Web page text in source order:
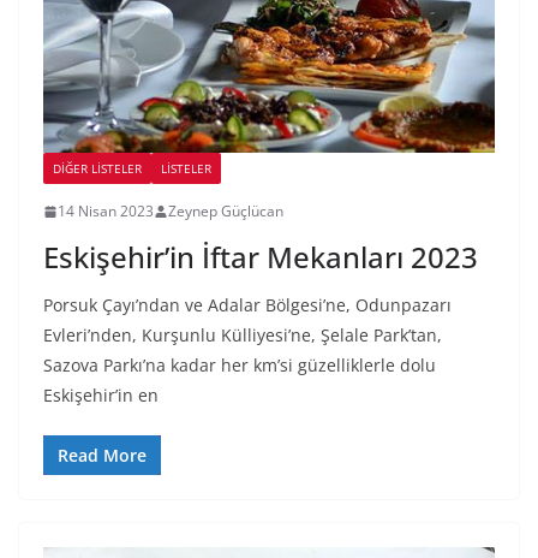
DIĞER LISTELER LİSTELER
14 Nisan 2023 Zeynep Güçlücan
Eskişehir’in İftar Mekanları 2023
Porsuk Çayı’ndan ve Adalar Bölgesi’ne, Odunpazarı
Evleri’nden, Kurşunlu Külliyesi’ne, Şelale Park’tan,
Sazova Parkı’na kadar her km’si güzelliklerle dolu
Eskişehir’in en
Read More